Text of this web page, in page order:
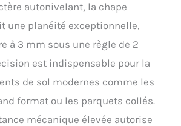
autonivelant, la chape
une planéité exceptionnelle,
à 3 mm sous une règle de 2
est indispensable pour la
de sol modernes comme les
format ou les parquets collés.
mécanique élevée autorise